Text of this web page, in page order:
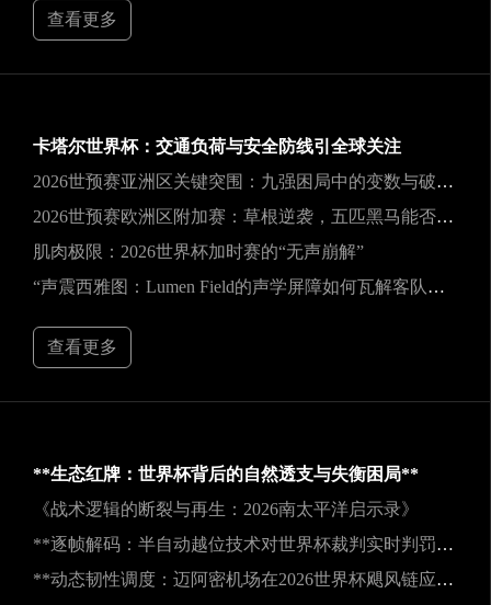
查看更多
卡塔尔世界杯：交通负荷与安全防线引全球关注
2026世预赛亚洲区关键突围：九强困局中的变数与破局之道
2026世预赛欧洲区附加赛：草根逆袭，五匹黑马能否撕裂旧格局？
肌肉极限：2026世界杯加时赛的“无声崩解”
“声震西雅图：Lumen Field的声学屏障如何瓦解客队进攻，与2026世界杯的降噪博弈”
查看更多
**生态红牌：世界杯背后的自然透支与失衡困局**
《战术逻辑的断裂与再生：2026南太平洋启示录》
**逐帧解码：半自动越位技术对世界杯裁判实时判罚决策的重塑**
**动态韧性调度：迈阿密机场在2026世界杯飓风链应急中的中枢重构**